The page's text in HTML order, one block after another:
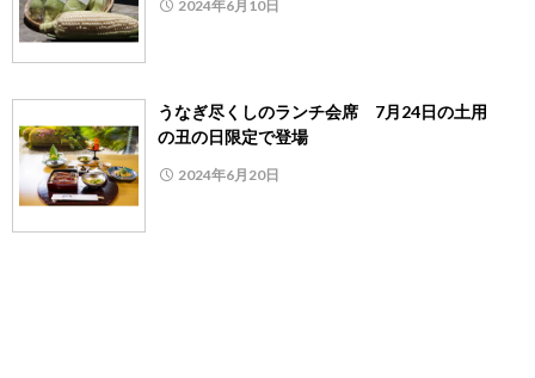
2024年6月10日
うなぎ尽くしのランチ会席 7月24日の土用
の丑の日限定で登場
2024年6月20日